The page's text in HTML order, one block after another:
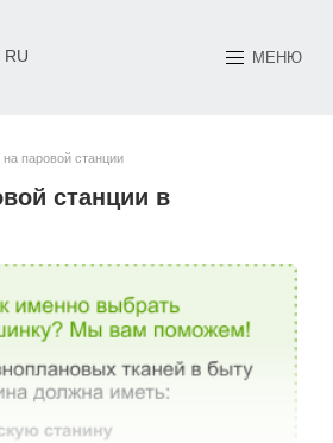
МЕНЮ
RU
на паровой станции
станции в